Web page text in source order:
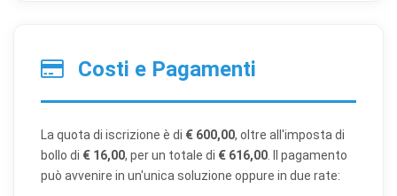
Costi e Pagamenti
La quota di iscrizione è di € 600,00, oltre all'imposta di
bollo di € 16,00, per un totale di € 616,00 . Il pagamento
può avvenire in un'unica soluzione oppure in due rate:
Cookie necessari Sempre attivi
Indispensabili al funzionamento del sito (sessione,
non può funzionare correttamente.
Cookie di preferenze